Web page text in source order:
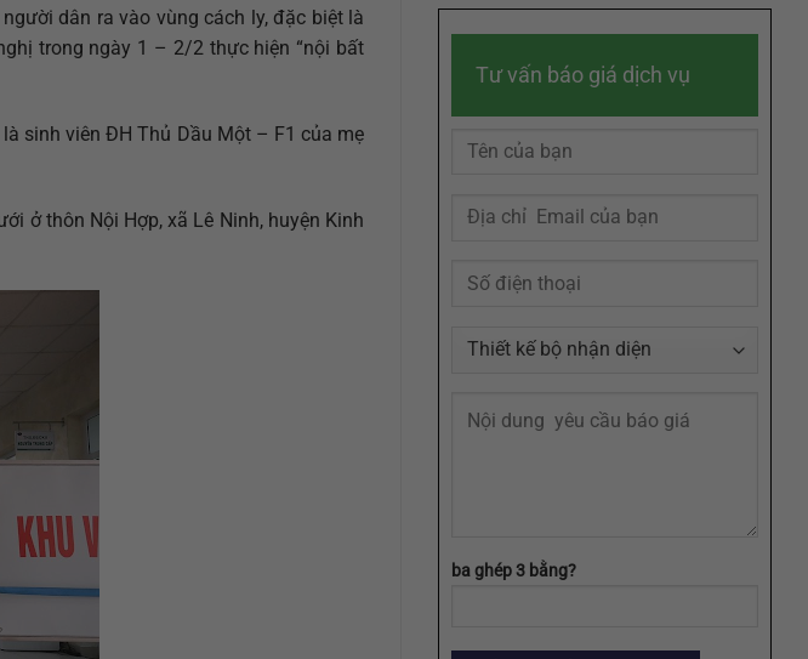
dân ra vào vùng cách ly, đặc biệt là
trong ngày 1 – 2/2 thực hiện “nội bất
sinh viên ĐH Thủ Dầu Một – F1 của mẹ
ở thôn Nội Hợp, xã Lê Ninh, huyện Kinh
Hàng
Cần
Kế
Chuyên
Từ
Tư vấn báo giá dịch vụ
ba ghép 3 bằng?